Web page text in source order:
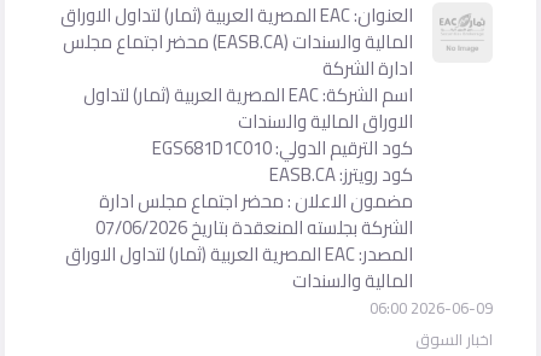
العنوان: EAC المصرية العربية (ثمار) لتداول الاوراق
المالية والسندات (EASB.CA) محضر اجتماع مجلس
ادارة الشركة
اسم الشركة: EAC المصرية العربية (ثمار) لتداول
الاوراق المالية والسندات
كود الترقيم الدولي: EGS681D1C010
كود رويترز: EASB.CA
مضمون الاعلان : محضر اجتماع مجلس ادارة
الشركة بجلسته المنعقدة بتاريخ 07/06/2026
المصدر: EAC المصرية العربية (ثمار) لتداول الاوراق
المالية والسندات
2026-06-09 06:00
اخبار السوق